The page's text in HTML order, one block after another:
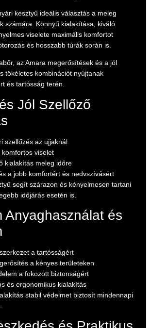
kesztyű ideális választás a meleg
számára. Könnyű kialakítása, kiváló
viselete maximális komfortot
és hosszabb túrák során is.
az Amara megerősítések és a jól
tökéletes kombinációt nyújtanak
és tartósság terén.
Jól Szellőző
szellőzés az ujjaknál
komfortos viselet
kialakítás meleg időre
a jobb komfortért és nedvszívásért
segít szárazon és kényelmesen tartani
időjárás esetén is.
Anyaghasználat és
a tartósságért
a kényes területeken
a fokozott biztonságért
és ergonomikus kialakítás
stabil védelmet biztosít mindennapi